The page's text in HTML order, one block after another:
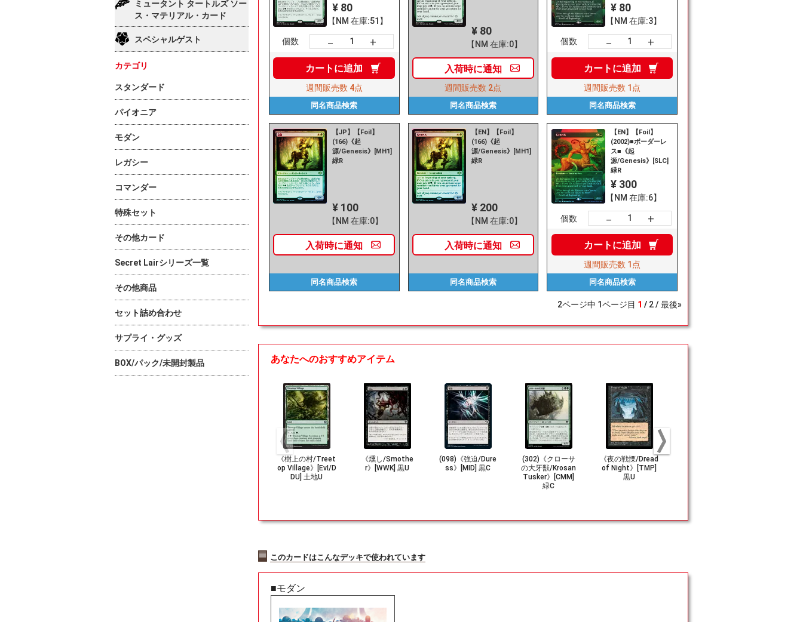
¥ 80
【NM 在庫:51】
個数 － +
カートに追加
週間販売数 4点
同名商品検索
¥ 80
【NM 在庫:0】
入荷時に通知
週間販売数 2点
同名商品検索
¥ 80
【NM 在庫:3】
個数 － +
カートに追加
週間販売数 1点
同名商品検索
【JP】【Foil】
(166)《起
源/Genesis》[MH1]
緑R
¥ 100
【NM 在庫:0】
入荷時に通知
同名商品検索
【EN】【Foil】
(166)《起
源/Genesis》[MH1]
緑R
¥ 200
【NM 在庫:0】
入荷時に通知
同名商品検索
【EN】【Foil】
(2002)■ボーダーレ
ス■《起
源/Genesis》[SLC]
緑R
¥ 300
【NM 在庫:6】
個数 － +
カートに追加
週間販売数 1点
同名商品検索
2ページ中 1ページ目 1 2 最後»
あなたへのおすすめアイテム
《樹上の村/Treet
op Village》[EvI/D
DU] 土地U
《燻し/Smothe
r》[WWK] 黒U
(098)《強迫/Dure
ss》[MID] 黒C
(302)《クローサ
の大牙獣/Krosan
Tusker》[CMM]
緑C
《夜の戦慄/Dread
of Night》[TMP]
黒U
このカードはこんなデッキで使われています
■モダン